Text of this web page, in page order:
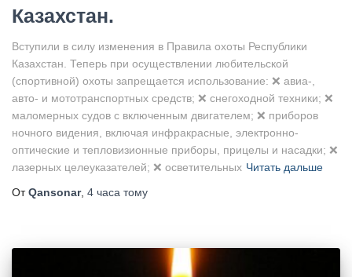
Казахстан.
Вступили в силу изменения в Правила охоты Республики
Казахстан. Теперь при осуществлении любительской
(спортивной) охоты запрещается использование: ❌ авиа-,
авто- и мототранспортных средств; ❌ снегоходной техники; ❌
маломерных судов с включенным двигателем; ❌ приборов
ночного видения, включая инфракрасные, электронно-
оптические и тепловизионные приборы, прицелы и насадки; ❌
лазерных целеуказателей; ❌ осветительных Читать дальше
ОтQansonar, 4 часа тому